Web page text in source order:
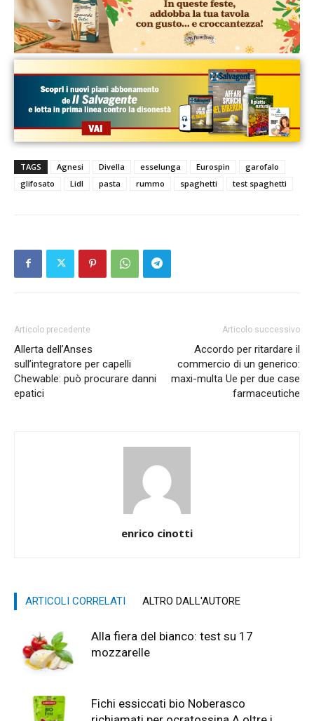
TAGS Agnesi Divella esselunga Eurospin
garofalo
glifosato
Lidl pasta rummo spaghetti test spaghetti
Articolo precedente
Allerta dell’Anses
sull’integratore per capelli
Chewable: può procurare danni
epatici
Articolo successivo
Accordo per ritardare il
commercio di un generico:
maxi-multa Ue per due case
farmaceutiche
enrico cinotti
ARTICOLI CORRELATI ALTRO DALL'AUTORE
Alla fiera del bianco: test su 17
mozzarelle
Fichi essiccati bio Noberasco